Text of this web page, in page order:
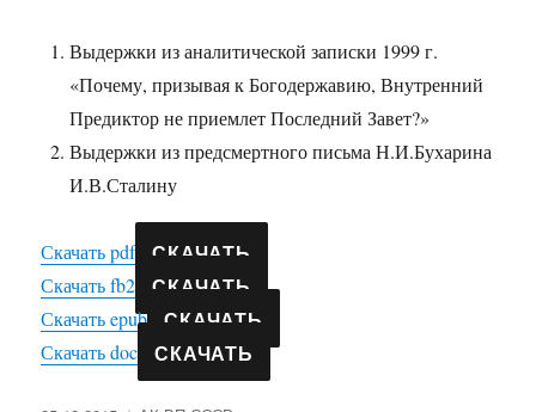
Выдержки из аналитической записки 1999 г.
«Почему, призывая к Богодержавию, Внутренний
Предиктор не приемлет Последний Завет?»
Выдержки из предсмертного письма Н.И.Бухарина
И.В.Сталину
Скачать pdf СКАЧАТЬ
Скачать fb2 СКАЧАТЬ
Скачать epub СКАЧАТЬ
Скачать doc СКАЧАТЬ